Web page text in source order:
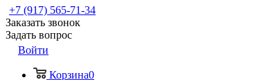
+7 (917) 565-71-34
Заказать звонок
Задать вопрос
Войти
Корзина0